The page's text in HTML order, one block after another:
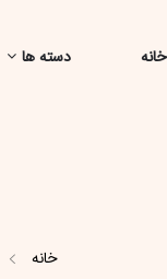
خانه دسته ها
خانه